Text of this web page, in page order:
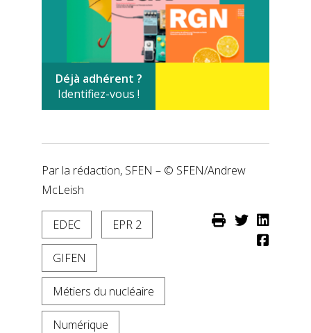
Déjà adhérent ?
Identifiez-vous !
Par la rédaction, SFEN – © SFEN/Andrew
McLeish
EDEC EPR 2
GIFEN
Métiers du nucléaire
Numérique